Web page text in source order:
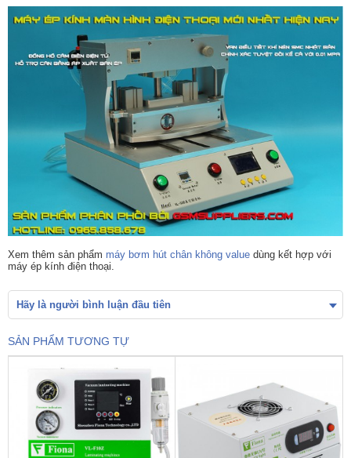
Xem thêm sản phẩm máy bơm hút chân không value dùng kết hợp với
máy ép kính điện thoại.
Hãy là người bình luận đầu tiên
SẢN PHẨM TƯƠNG TỰ